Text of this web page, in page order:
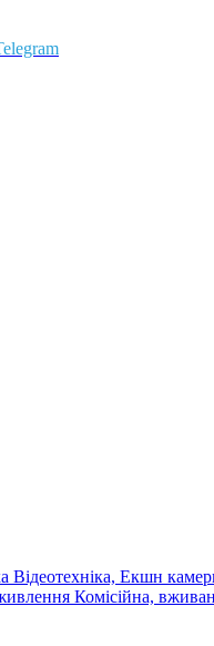
Відеотехніка, Екшн
Комісійна,